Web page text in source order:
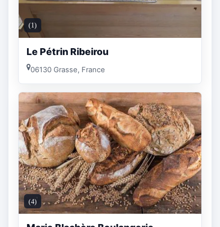
(1)
Le Pétrin Ribeirou
06130 Grasse, France
(4)